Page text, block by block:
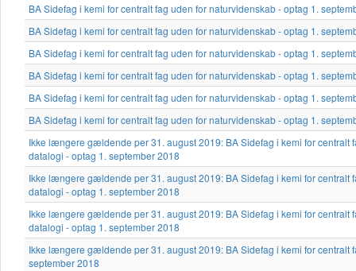
BA Sidefag i kemi for centralt fag uden for naturvidenskab - optag 1.
BA Sidefag i kemi for centralt fag uden for naturvidenskab - optag 1.
BA Sidefag i kemi for centralt fag uden for naturvidenskab - optag 1.
BA Sidefag i kemi for centralt fag uden for naturvidenskab - optag 1.
BA Sidefag i kemi for centralt fag uden for naturvidenskab - optag 1.
BA Sidefag i kemi for centralt fag uden for naturvidenskab - optag 1.
Ikke længere gældende per 31. august 2019: BA Sidefag i kemi for centralt
datalogi - optag 1. september 2018
Ikke længere gældende per 31. august 2019: BA Sidefag i kemi for centralt
datalogi - optag 1. september 2018
Ikke længere gældende per 31. august 2019: BA Sidefag i kemi for centralt
datalogi - optag 1. september 2018
Ikke længere gældende per 31. august 2019: BA Sidefag i kemi for centralt
september 2018